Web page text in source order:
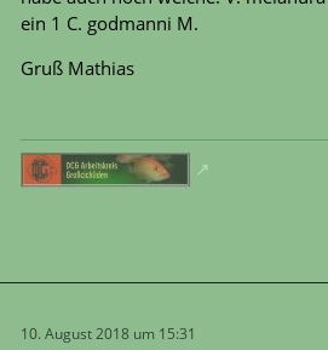
ein 1 C. godmanni M.
Gruß Mathias
10. August 2018 um 15:31